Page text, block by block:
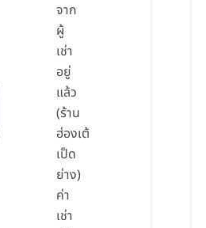
จาก
ผู้
เช่า
อยู่
แล้ว
(ร้าน
ฮ่องเต้
เป็ด
ย่าง)
ค่า
เช่า